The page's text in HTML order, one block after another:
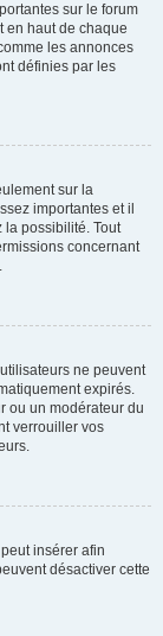
sur le forum
en haut de chaque
les annonces
définies par les
sur la
importantes et il
la possibilité. Tout
concernant
ne peuvent
expirés.
ou un modérateur du
verrouiller vos
insérer afin
désactiver cette